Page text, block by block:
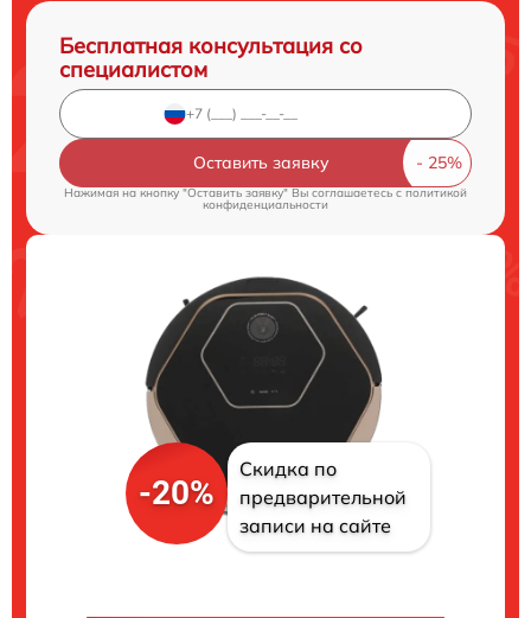
Бесплатная консультация со
специалистом
Оставить заявку
Нажимая на кнопку "Оставить заявку" Вы соглашаетесь cполитикой
конфиденциальности
-20%
Скидка по
предварительной
записи на сайте